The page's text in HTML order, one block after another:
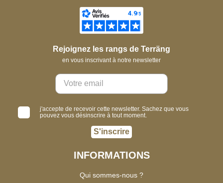
Rejoignez les rangs de Terräng
en vous inscrivant à notre newsletter
j'accepte de recevoir cette newsletter. Sachez que vous
pouvez vous désinscrire à tout moment.
S'inscrire
INFORMATIONS
Qui sommes-nous ?